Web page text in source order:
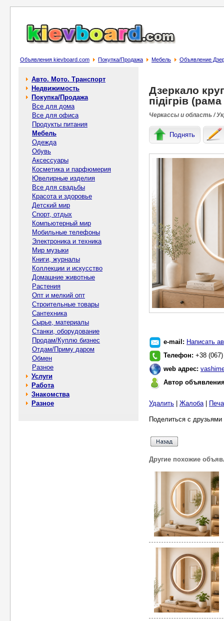
Объявления kievboard.com Покупка/Продажа Мебель Объявление
Авто. Мото. Транспорт
Недвижимость
Покупка/Продажа
Все для дома
Все для офиса
Продукты питания
Мебель
Одежда
Обувь
Аксессуары
Косметика и парфюмерия
Ювелирные изделия
Все для свадьбы
Красота и здоровье
Детский мир
Спорт, отдых
Компьютерный мир
Мобильные телефоны
Электроника и техника
Мир музыки
Книги, журналы
Коллекции и искусство
Домашние животные
Растения
Опт и мелкий опт
Строительные товары
Сантехника
Сырье, материалы
Станки, оборудование
Продам/Куплю бизнес
Отдам/Приму даром
Обмен
Разное
Услуги
Работа
Знакомства
Разное
Дзеркало
підігрів
Черкассы и область /
Поднять
e-mail: Написать
Телефон: +38
web адрес:
Автор
Удалить Жалоба|
Поделиться с
Другие похожие